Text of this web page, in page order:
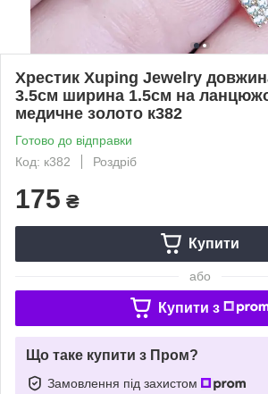
Хрестик Xuping Jewelry
3.5см ширина 1.5см на
медичне золото к382
Готово до відправки
Код: к382
Роздріб
175 ₴
Купити
або
Купити з
Що таке купити з Пром?
Замовлення під захистом